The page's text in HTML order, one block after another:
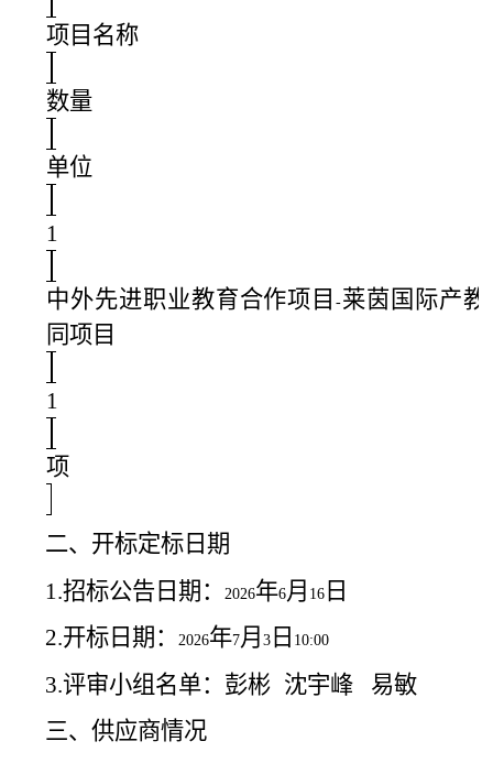
项目名称
数量
单位
1
中外先进职业教育合作项目-莱茵国际产教
同项目
1
项
二、开标定标日期
1.招标公告日期：2026年6月 16 日
2.开标日期：2026年7月3 日 10:00
3.评审小组名单：彭彬 沈宇峰
易敏
三、供应商情况